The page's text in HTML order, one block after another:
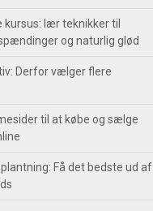
lær teknikker til
og naturlig glød
Derfor vælger flere
til at købe og sælge
Få det bedste ud af